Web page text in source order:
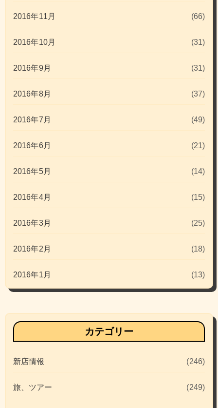
2016年11月 (66)
2016年10月 (31)
2016年9月 (31)
2016年8月 (37)
2016年7月 (49)
2016年6月 (21)
2016年5月 (14)
2016年4月 (15)
2016年3月 (25)
2016年2月 (18)
2016年1月 (13)
カテゴリー
新店情報 (246)
旅、ツアー (249)